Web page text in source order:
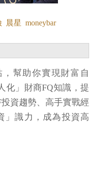
晨星 moneybar
，幫助你實現財富自
化」財商FQ知識，提
資趨勢、高手實戰經
」識力，成為投資高